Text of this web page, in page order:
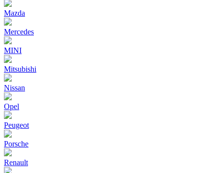
Mazda
Mercedes
MINI
Mitsubishi
Nissan
Opel
Peugeot
Porsche
Renault